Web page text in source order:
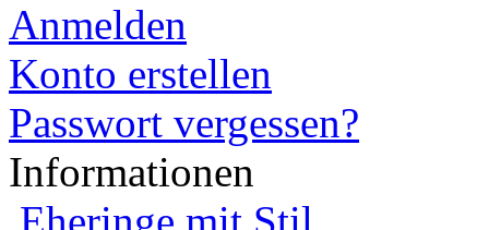
Anmelden
Konto erstellen
Passwort vergessen?
Informationen